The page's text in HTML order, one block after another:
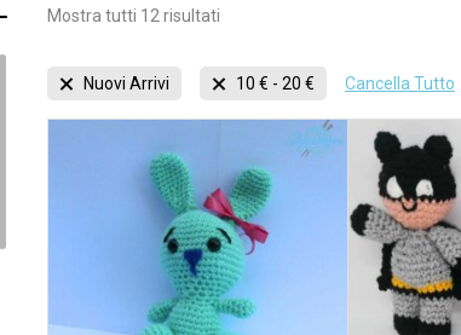
Mostra tutti 12 risultati
Nuovi Arrivi 10 € - 20 € Cancella Tutto